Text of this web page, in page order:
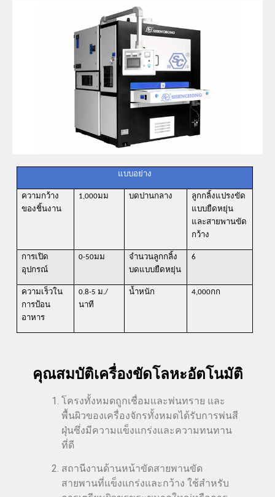
แบบอย่าง
ความกว้าง
ของชิ้นงาน
1,000มม บดปานกลาง
ลูกกลิ้งแปรงขัด
แบบยืดหยุ่น
และสายพานขัด
กว้าง
การเปิด
อุปกรณ์
0-50มม
จำนวนลูกกลิ้ง
บดแบบยืดหยุ่น
6
ความเร็วใน
การป้อน
อาหาร
0.8-5 ม./
นาที
น้ำหนัก 4,000กก
คุณสมบัติเครื่องขัดโลหะอัตโนมัติ
โครงทั้งหมดถูกเชื่อมและพ่นทราย และ
พื้นผิวของเครื่องจักรทั้งหมดได้รับการพ่นสี
ฝุ่นซึ่งมีความแข็งแกร่งและความทนทาน
ที่ดี
สถานีงานด้านหน้าขัดสายพานขัด
สายพานที่แข็งแกร่งและกว้าง ใช้สำหรับ